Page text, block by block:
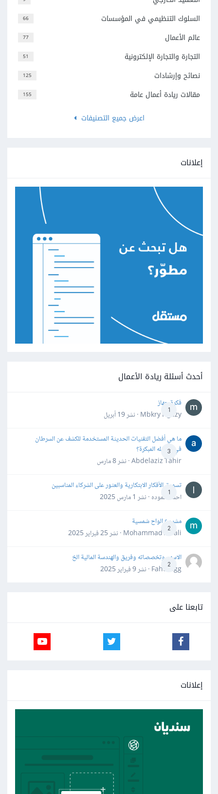
66 السلوك التنظيمي في المؤسسات
77 عالم الأعمال
51 التجارة والتجارة الإلكترونية
125 نصائح وإرشادات
155
مقالات ريادة أعمال عامة
اعرض جميع التصنيفات
إعلانات
أحدث أسئلة ريادة الأعمال
1
فكرة جهاز
Mbkry Hgazy · نشر
19 أبريل
3
ما هي أفضل التقنيات الحديثة المستخدمة للكشف عن السرطان
في مراحله المبكرة؟
Abdelaziz Tahir · نشر
8 مارس
1
تسويق الأفكار الابتكارية والعثور على الشركاء المناسبين
احمد حموده · نشر 1 مارس 2025
2
مشروع الواح شمسية
Mohammad Awali · نشر
25 فبراير 2025
2
الاسهم وتخصصاته وفريق والهندسة المالية الخ
Fahd Ggg · نشر
9 فبراير 2025
تابعنا على
إعلانات